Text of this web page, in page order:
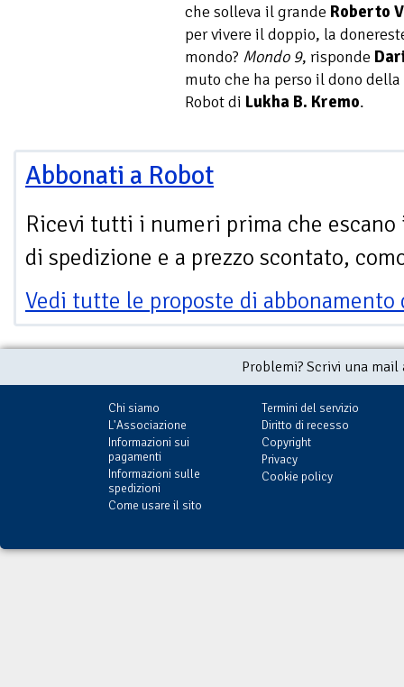
che solleva il grande Roberto
per vivere il doppio, la
mondo? Mondo 9, risponde
muto che ha perso il dono
Robot di Lukha B. Kremo.
Abbonati a Robot
Ricevi tutti i numeri prima che escano
di spedizione e a prezzo scontato,
Vedi tutte le proposte di
Problemi? Scrivi una
Chi siamo
L'Associazione
Informazioni sui
pagamenti
Informazioni sulle
spedizioni
Come usare il sito
Termini del servizio
Diritto di recesso
Copyright
Privacy
Cookie policy